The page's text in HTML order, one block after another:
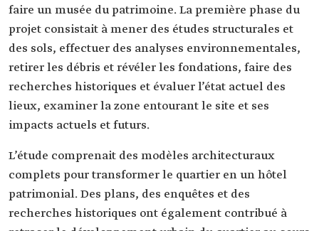
faire un musée du patrimoine. La première phase du
projet consistait à mener des études structurales et
des sols, effectuer des analyses environnementales,
retirer les débris et révéler les fondations, faire des
recherches historiques et évaluer l’état actuel des
lieux, examiner la zone entourant le site et ses
impacts actuels et futurs.
L’étude comprenait des modèles architecturaux
complets pour transformer le quartier en un hôtel
patrimonial. Des plans, des enquêtes et des
recherches historiques ont également contribué à